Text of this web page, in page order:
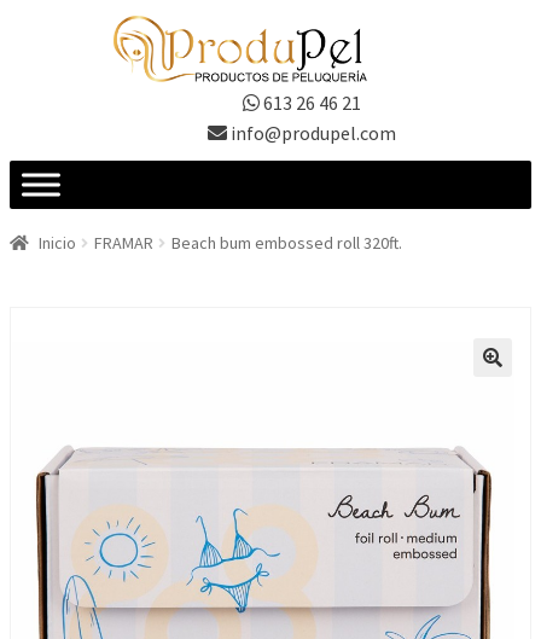
613 26 46 21
info@produpel.com
Inicio FRAMAR Beach bum embossed roll 320ft.